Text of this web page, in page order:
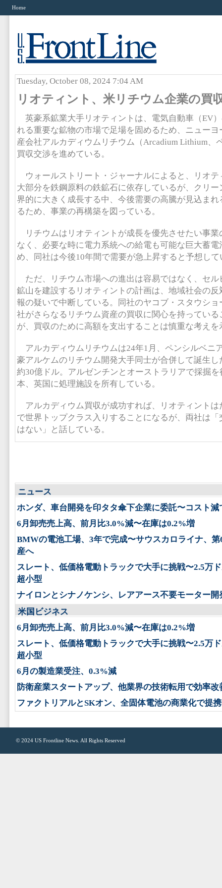
Home
Tuesday, October 08, 2024 7:04 AM
リオティント、米リチウム企業の買
英豪系鉱業大手リオティントは、電気自動車（EV
れる重要な鉱物の市場で足場を固めるため、ニュー
産会社アルカディウムリチウム（Arcadium Lithium、
買収交渉を進めている。
ウォールストリート・ジャーナルによると、リオテ
大部分を鉄鋼原料の鉄鉱石に依存しているが、クリ
界的に大きく成長する中、今後需要の高騰が見込ま
るため、事業の再構築を図っている。
リチウムはリオティントが成長を優先させたい事業
なく、必要な時に電力系統への給電も可能な巨大蓄
め、同社は今後10年間で需要が急上昇すると予想して
ただ、リチウム市場への進出は容易ではなく、セル
鉱山を建設するリオティントの計画は、地域社会の
報の疑いで中断している。同社のヤコブ・スタウショ
社がさらなるリチウム資産の買収に関心を持ってい
が、買収のために高額を支出することは慎重な考えを
アルカディウムリチウムは24年1月、ペンシルベニ
豪アルケムのリチウム開発大手同士が合併して誕生
約30億ドル。アルゼンチンとオーストラリアで採掘
本、英国に処理施設を所有している。
アルカディウム買収が成功すれば、リオティントは
で世界トップクラス入りすることになるが、両社は
はない」と話している。
ニュース
ホンダ、車台開発を印タタ傘下企業に委託〜コスト減
6月卸売売上高、前月比3.0%減〜在庫は0.2%増
BMWの電池工場、3年で完成〜サウスカロライナ、第
産へ
スレート、低価格電動トラックで大手に挑戦〜2.5万
超小型
ナイロンとシナノケンシ、レアアース不要モーター開
米国ビジネス
6月卸売売上高、前月比3.0%減〜在庫は0.2%増
スレート、低価格電動トラックで大手に挑戦〜2.5万
超小型
6月の製造業受注、0.3%減
防衛産業スタートアップ、他業界の技術転用で効率改
ファクトリアルとSKオン、全固体電池の商業化で提携
© 2024 US Frontline News . All Rights Reserved